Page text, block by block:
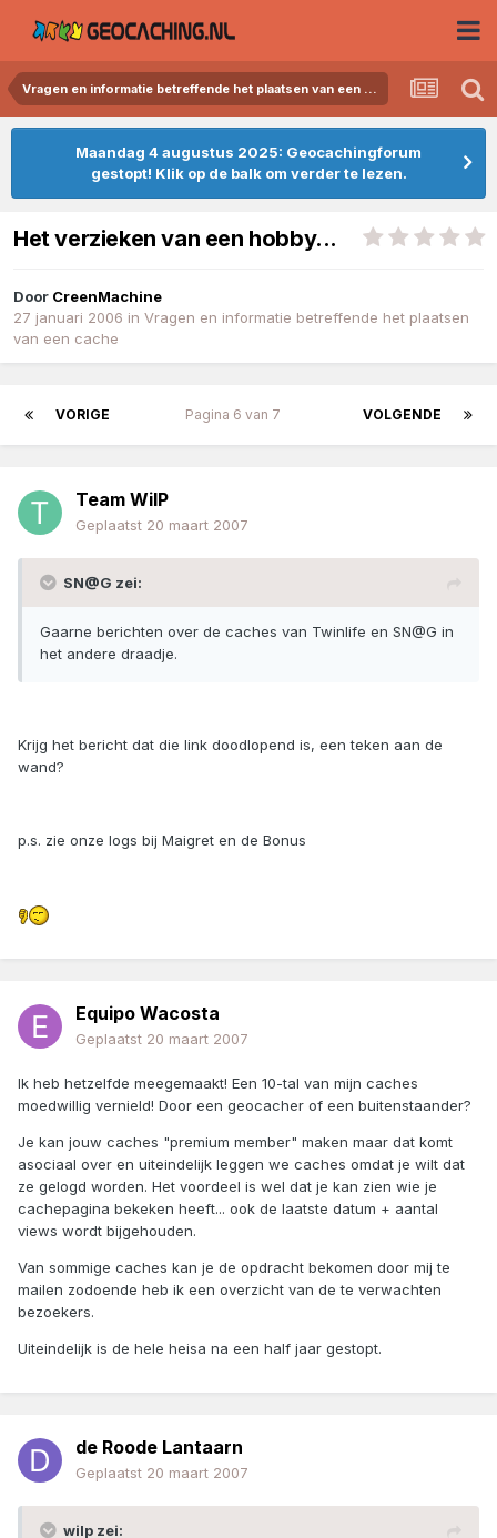
Vragen en informatie betreffende het plaatsen van een cache
Maandag 4 augustus 2025: Geocachingforum
gestopt! Klik op de balk om verder te lezen.
Het verzieken van een hobby...
Door CreenMachine
27 januari 2006 in Vragen en informatie betreffende het plaatsen
van een cache
VORIGE VOLGENDE
Pagina 6 van 7
Team WilP
Geplaatst 20 maart 2007
SN@G zei:
Gaarne berichten over de caches van Twinlife en SN@G in
het andere draadje.
Krijg het bericht dat die link doodlopend is, een teken aan de
wand?
p.s. zie onze logs bij Maigret en de Bonus
Equipo Wacosta
Geplaatst 20 maart 2007
Ik heb hetzelfde meegemaakt! Een 10-tal van mijn caches
moedwillig vernield! Door een geocacher of een buitenstaander?
Je kan jouw caches "premium member" maken maar dat komt
asociaal over en uiteindelijk leggen we caches omdat je wilt dat
ze gelogd worden. Het voordeel is wel dat je kan zien wie je
cachepagina bekeken heeft... ook de laatste datum + aantal
views wordt bijgehouden.
Van sommige caches kan je de opdracht bekomen door mij te
mailen zodoende heb ik een overzicht van de te verwachten
bezoekers.
Uiteindelijk is de hele heisa na een half jaar gestopt.
de Roode Lantaarn
Geplaatst 20 maart 2007
wilp zei: